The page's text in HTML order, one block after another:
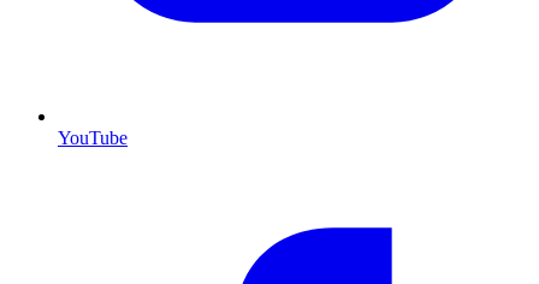
YouTube